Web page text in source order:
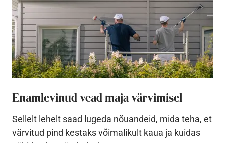
Enamlevinud vead maja värvimisel
Sellelt lehelt saad lugeda nõuandeid, mida teha, et
värvitud pind kestaks võimalikult kaua ja kuidas